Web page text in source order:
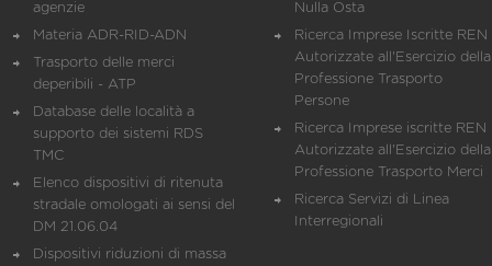
agenzie
Materia ADR-RID-ADN
Trasporto delle merci
deperibili - ATP
Database delle località a
supporto dei sistemi RDS
TMC
Elenco dispositivi di ritenuta
stradale omologati ai sensi del
DM 21.06.04
Dispositivi riduzioni di massa
Nulla Osta
Ricerca Imprese Iscritte REN
Autorizzate all'Esercizio della
Professione Trasporto
Persone
Ricerca Imprese iscritte REN
Autorizzate all'Esercizio della
Professione Trasporto Merci
Ricerca Servizi di Linea
Interregionali